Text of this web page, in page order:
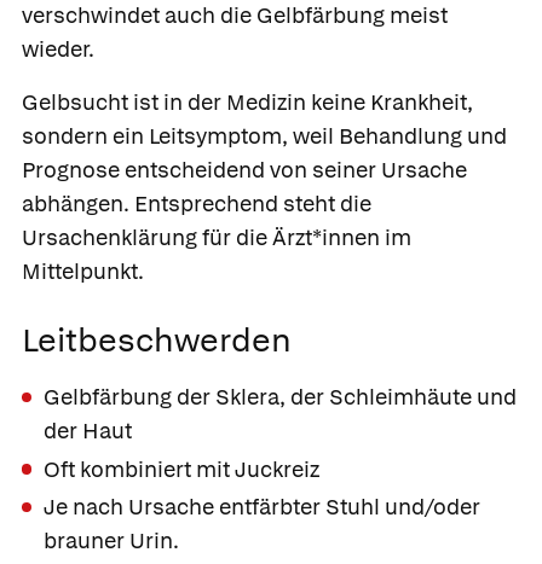
verschwindet auch die Gelbfärbung meist
wieder.
Gelbsucht ist in der Medizin keine Krankheit,
sondern ein Leitsymptom, weil Behandlung und
Prognose entscheidend von seiner Ursache
abhängen. Entsprechend steht die
Ursachenklärung für die Ärzt*innen im
Mittelpunkt.
Leitbeschwerden
Gelbfärbung der Sklera, der Schleimhäute und
der Haut
Oft kombiniert mit Juckreiz
Je nach Ursache entfärbter Stuhl und/oder
brauner Urin.